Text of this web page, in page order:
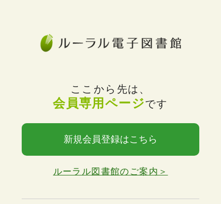
ここから先は、
会員専用ページです
新規会員登録はこちら
ルーラル図書館のご案内＞